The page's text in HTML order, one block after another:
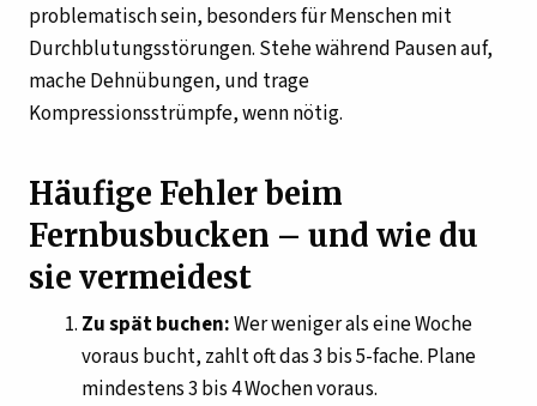
problematisch sein, besonders für Menschen mit
Durchblutungsstörungen. Stehe während Pausen auf,
mache Dehnübungen, und trage
Kompressionsstrümpfe, wenn nötig.
Häufige Fehler beim
Fernbusbucken – und wie du
sie vermeidest
Zu spät buchen:Wer weniger als eine Woche
voraus bucht, zahlt oft das 3 bis 5-fache. Plane
mindestens 3 bis 4 Wochen voraus.